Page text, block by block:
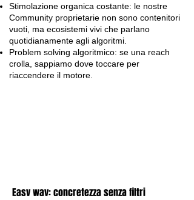
Stimolazione organica costante: le nostre
Community proprietarie non sono contenitori
vuoti, ma ecosistemi vivi che parlano
quotidianamente agli algoritmi.
Problem solving algoritmico: se una reach
crolla, sappiamo dove toccare per
riaccendere il motore.
Easy way: concretezza senza filtri